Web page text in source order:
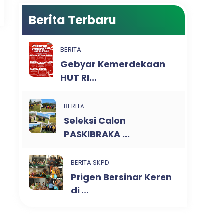
Berita Terbaru
BERITA
Gebyar Kemerdekaan
HUT RI...
BERITA
Seleksi Calon
PASKIBRAKA ...
BERITA SKPD
Prigen Bersinar Keren
di ...